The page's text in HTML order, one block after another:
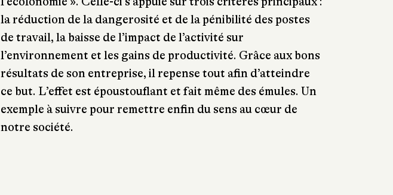
la réduction de la dangerosité et de la pénibilité des postes
de travail, la baisse de l’impact de l’activité sur
l’environnement et les gains de productivité. Grâce aux bons
résultats de son entreprise, il repense tout afin d’atteindre
ce but. L’effet est époustouflant et fait même des émules. Un
exemple à suivre pour remettre enfin du sens au cœur de
notre société.